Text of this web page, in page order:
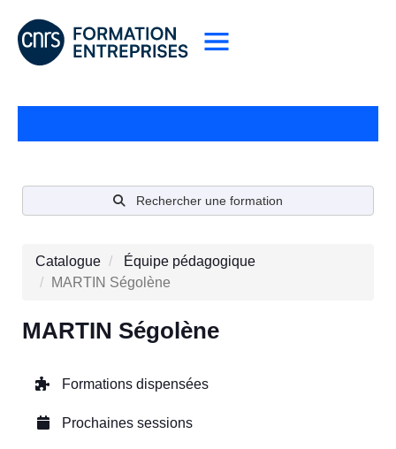
Rechercher une formation
Catalogue
Équipe pédagogique
MARTIN Ségolène
MARTIN Ségolène
Formations dispensées
Prochaines sessions